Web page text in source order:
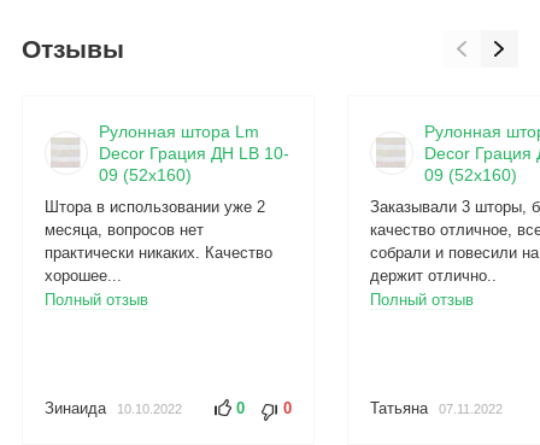
Отзывы
Рулонная штора Lm
Decor Грация ДН LB 10-
09 (52x160)
Штора в использовании уже 2
месяца, вопросов нет
практически никаких. Качество
хорошее...
Полный отзыв
Зинаида 10.10.2022 0 0
Рулонная
Decor Грация
09 (52x160)
Заказывали 3 шторы,
качество отличное,
собрали и повесили
держит отлично..
Полный отзыв
Татьяна 07.11.2022